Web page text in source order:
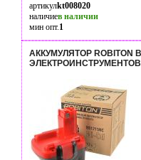
артикулkt008020
наличиев наличии
мин опт.1
АККУМУЛЯТОР ROBITON
ЭЛЕКТРОИНСТРУМЕНТОВ